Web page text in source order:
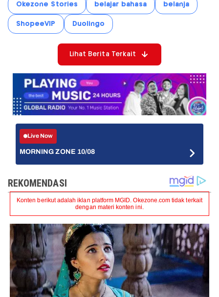
Okezone Stories belajar bahasa belanja
ShopeeVIP Duolingo
Lihat Berita Terkait
Live Now
MORNING ZONE 10/08